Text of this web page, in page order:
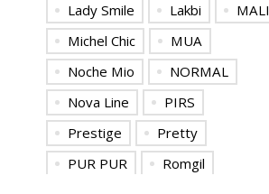
Lady Smile
Lakbi
MALI
Michel Chic
MUA
Noche Mio
NORMAL
Nova Line
PIRS
Prestige
Pretty
PUR PUR
Romgil